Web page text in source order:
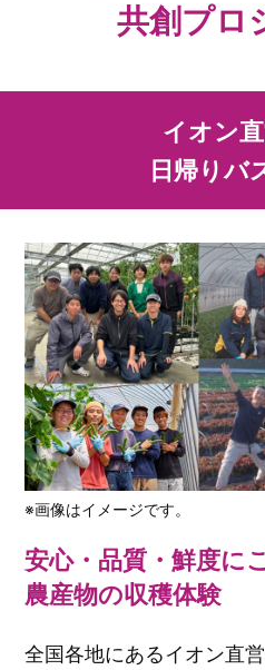
共創プロ
イオン
日帰りバ
※画像はイメージです。
安心・品質・鮮度に
農産物の収穫体験
全国各地にあるイオン直